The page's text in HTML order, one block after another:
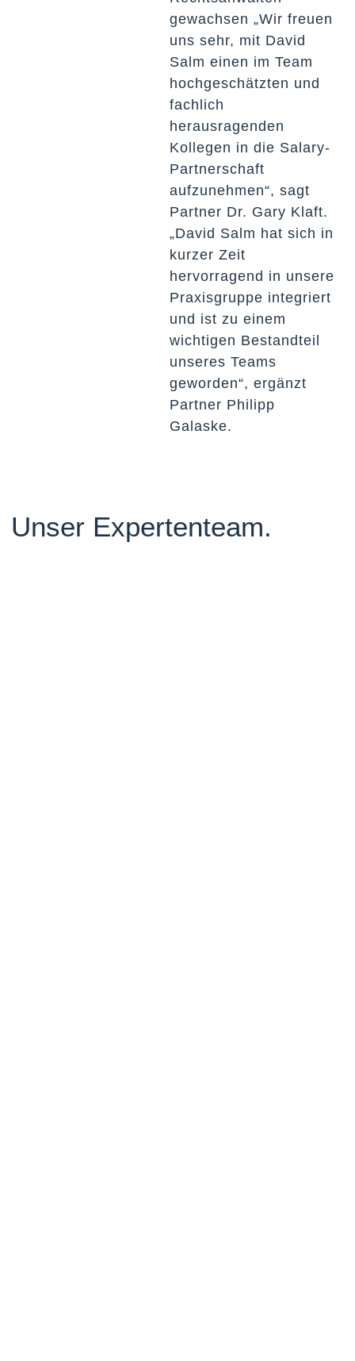
gewachsen „Wir freuen
uns sehr, mit David
Salm einen im Team
hochgeschätzten und
fachlich
herausragenden
Kollegen in die Salary-
Partnerschaft
aufzunehmen“, sagt
Partner Dr. Gary Klaft.
„David Salm hat sich in
kurzer Zeit
hervorragend in unsere
Praxisgruppe integriert
und ist zu einem
wichtigen Bestandteil
unseres Teams
geworden“, ergänzt
Partner Philipp
Galaske.
Unser Expertenteam.